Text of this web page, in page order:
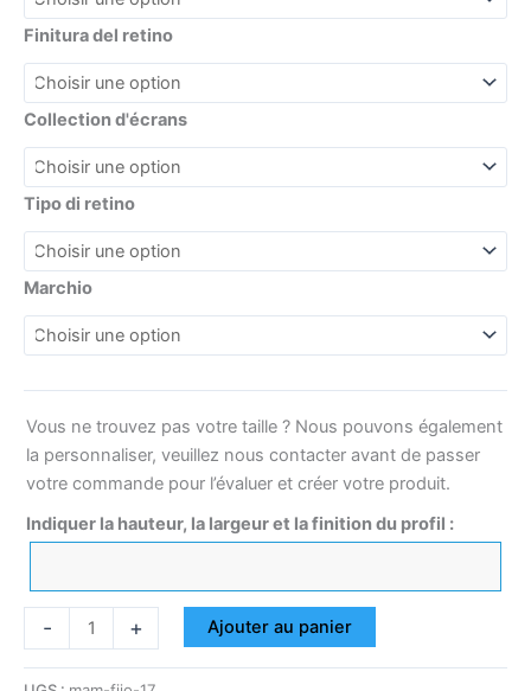
Finitura del retino
Collection d'écrans
Tipo di retino
Marchio
Vous ne trouvez pas votre taille ? Nous pouvons également
la personnaliser, veuillez nous contacter avant de passer
votre commande pour l’évaluer et créer votre produit.
Indiquer la hauteur, la largeur et la finition du profil :
- + Ajouter au panier